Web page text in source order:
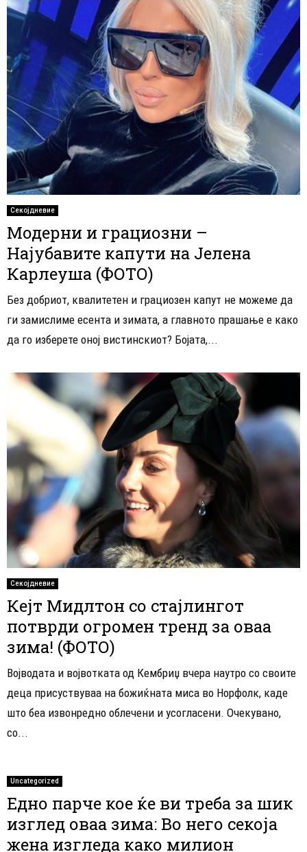
Секојдневие
Модерни и грациозни –
Најубавите капути на Јелена
Карлеуша (ФОТО)
Без добриот, квалитетен и грациозен капут не можеме да
ги замислиме есента и зимата, а главното прашање е како
да го изберете оној вистинскиот? Бојата,...
Секојдневие
Кејт Мидлтон со стајлингот
потврди огромен тренд за оваа
зима! (ФОТО)
Војводата и војвотката од Кембриџ вчера наутро со своите
деца присуствуваа на божиќната миса во Норфолк, каде
што беа извонредно облечени и усогласени. Очекувано,
со...
Uncategorized
Едно парче кое ќе ви треба за шик
изглед оваа зима: Во него секоја
жена изгледа како милион